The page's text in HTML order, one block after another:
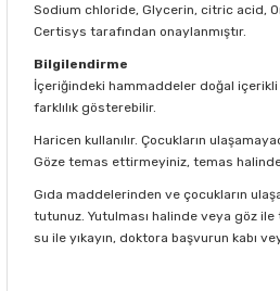
Sodium chloride, Glycerin, citric acid,
Certisys tarafından onaylanmıştır.
Bilgilendirme
İçeriğindeki hammaddeler doğal
farklılık gösterebilir.
Haricen kullanılır. Çocukların
Göze temas ettirmeyiniz, temas halinde
Gıda maddelerinden ve çocukların
tutunuz. Yutulması halinde veya göz
su ile yıkayın, doktora başvurun kabı